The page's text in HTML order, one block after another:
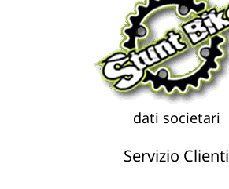
dati societari
Servizio Clienti